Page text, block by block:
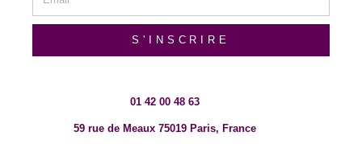
S'INSCRIRE
01 42 00 48 63
59 rue de Meaux 75019 Paris, France